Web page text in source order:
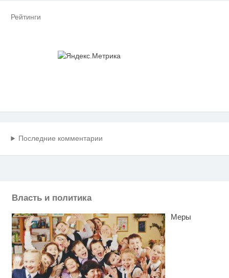
Рейтинги
Последние комментарии
Власть и политика
Меры